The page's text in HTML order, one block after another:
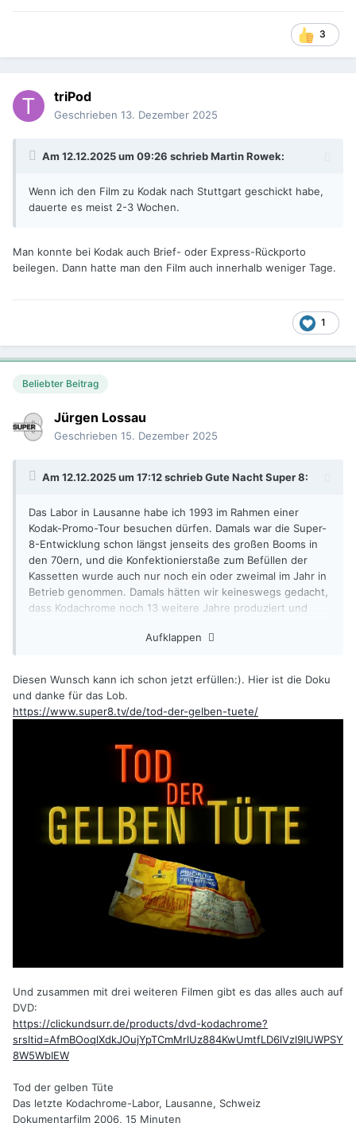
3
triPod
Geschrieben 13. Dezember 2025
Am 12.12.2025 um 09:26 schriebMartin Rowek:
Wenn ich den Film zu Kodak nach Stuttgart geschickt habe,
dauerte es meist 2-3 Wochen.
Man konnte bei Kodak auch Brief- oder Express-Rückporto
beilegen. Dann hatte man den Film auch innerhalb weniger Tage.
1
Beliebter Beitrag
Jürgen Lossau
Geschrieben 15. Dezember 2025
Am 12.12.2025 um 17:12 schriebGute Nacht Super 8:
Das Labor in Lausanne habe ich 1993 im Rahmen einer
Kodak-Promo-Tour besuchen dürfen. Damals war die Super-
8-Entwicklung schon längst jenseits des großen Booms in
den 70ern, und die Konfektionierstaße zum Befüllen der
Kassetten wurde auch nur noch ein oder zweimal im Jahr in
Betrieb genommen. Damals hätten wir keineswegs gedacht,
dass Kodachrome noch 13 weitere Jahre produziert und
Doku von Jürgen Lossau über die letzten Tage der Super-8-
Kodachrome-Produktion im nächsten Jahr diesen Film noch
einmal wieder sichtbar zu machen.
Aufklappen
Diesen Wunsch kann ich schon jetzt erfüllen:). Hier ist die Doku
und danke für das Lob.
https://www.super8.tv/de/tod-der-gelben-tuete/
Und zusammen mit drei weiteren Filmen gibt es das alles auch auf
DVD:
https://clickundsurr.de/products/dvd-kodachrome?
srsltid=AfmBOoqlXdkJOujYpTCmMrlUz884KwUmtfLD6lVzl9lUWPSY
8W5WbIEW
Tod der gelben Tüte
Das letzte Kodachrome-Labor, Lausanne, Schweiz
Dokumentarfilm 2006, 15 Minuten